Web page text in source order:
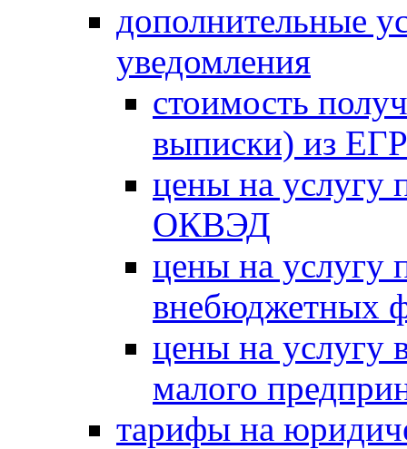
дополнительные
уведомления
стоимость
выписки) из
цены на услугу
ОКВЭД
цены на услугу
цены на услугу
малого
тарифы на